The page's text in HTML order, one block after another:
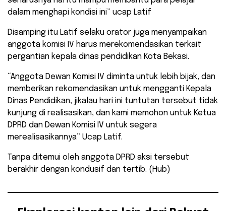
dalam menghapi kondisi ini” ucap Latif
Disamping itu Latif selaku orator juga menyampaikan
anggota komisi IV harus merekomendasikan terkait
pergantian kepala dinas pendidikan Kota Bekasi.
“Anggota Dewan Komisi IV diminta untuk lebih bijak, dan
memberikan rekomendasikan untuk mengganti Kepala
Dinas Pendidikan, jikalau hari ini tuntutan tersebut tidak
kunjung di realisasikan, dan kami memohon untuk Ketua
DPRD dan Dewan Komisi IV untuk segera
merealisasikannya” Ucap Latif.
Tanpa ditemui oleh anggota DPRD aksi tersebut
berakhir dengan kondusif dan tertib. (Hub)